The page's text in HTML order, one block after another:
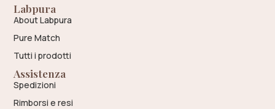
Labpura
About Labpura
Pure Match
Tutti i prodotti
Assistenza
Spedizioni
Rimborsi e resi